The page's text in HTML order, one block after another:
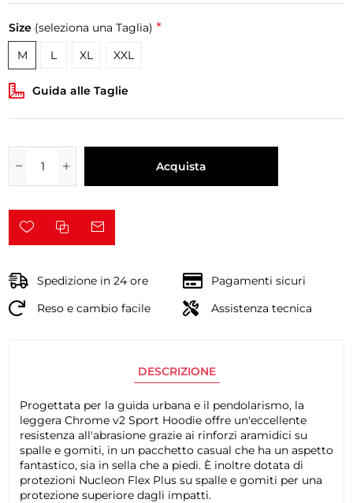
Size (seleziona una Taglia) *
M L XL XXL
Guida alle Taglie
Acquista
Spedizione in 24 ore
Pagamenti sicuri
Reso e cambio facile
Assistenza tecnica
DESCRIZIONE
Progettata per la guida urbana e il pendolarismo, la
leggera Chrome v2 Sport Hoodie offre un'eccellente
resistenza all'abrasione grazie ai rinforzi aramidici su
spalle e gomiti, in un pacchetto casual che ha un aspetto
fantastico, sia in sella che a piedi. È inoltre dotata di
protezioni Nucleon Flex Plus su spalle e gomiti per una
protezione superiore dagli impatti.